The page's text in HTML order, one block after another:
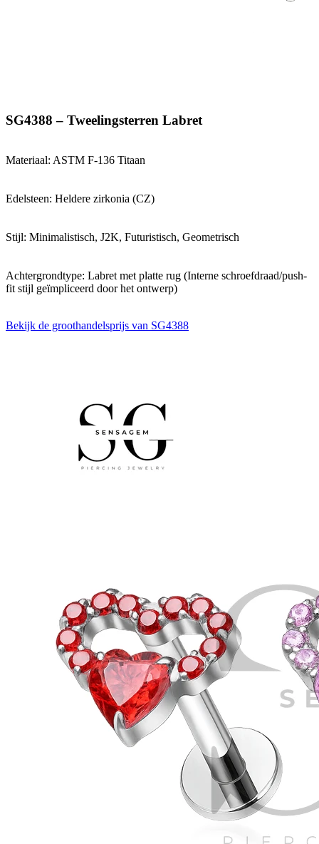
SG4388 – Tweelingsterren Labret
Materiaal: ASTM F-136 Titaan
Edelsteen: Heldere zirkonia (CZ)
Stijl: Minimalistisch, J2K, Futuristisch, Geometrisch
Achtergrondtype: Labret met platte rug (Interne schroefdraad/push-
fit stijl geïmpliceerd door het ontwerp)
Bekijk de groothandelsprijs van SG4388